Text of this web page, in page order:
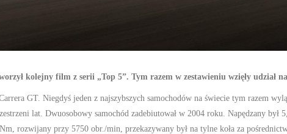
kolejny film z serii „Top 5”. Tym razem w zestawieniu wzięły udział
GT. Niegdyś jeden z najszybszych samochodów na świecie tym razem
lat. Dwuosobowy samochód zadebiutował w 2004 roku. Napędzany
rozwijany przy 5750 obr./min, przekazywany był na tylne koła za